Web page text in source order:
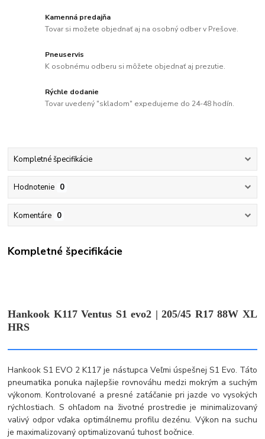
Kamenná predajňa
Tovar si možete objednať aj na osobný odber v Prešove.
Pneuservis
K osobnému odberu si môžete objednať aj prezutie.
Rýchle dodanie
Tovar uvedený "skladom" expedujeme do 24-48 hodín.
Kompletné špecifikácie
Hodnotenie 0
Komentáre 0
Kompletné špecifikácie
Hankook K117 Ventus S1 evo2 | 205/45 R17 88W XL
HRS
Hankook S1 EVO 2 K117 je nástupca Veľmi úspešnej S1 Evo. Táto
pneumatika ponuka najlepšie rovnováhu medzi mokrým a suchým
výkonom. Kontrolované a presné zatáčanie pri jazde vo vysokých
rýchlostiach. S ohľadom na životné prostredie je minimalizovaný
valivý odpor vďaka optimálnemu profilu dezénu. Výkon na suchu
je maximalizovaný optimalizovanú tuhosť bočnice.